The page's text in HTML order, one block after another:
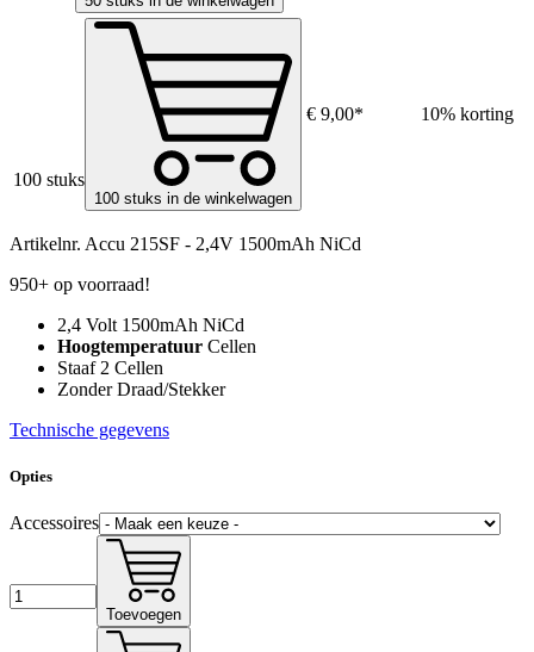
100 stuks
100 stuks in de winkelwagen
€ 9,00* 10% korting
Artikelnr. Accu 215SF - 2,4V 1500mAh NiCd
950+ op voorraad!
2,4 Volt 1500mAh NiCd
Hoogtemperatuur Cellen
Staaf 2 Cellen
Zonder Draad/Stekker
Technische gegevens
Opties
Accessoires
Toevoegen